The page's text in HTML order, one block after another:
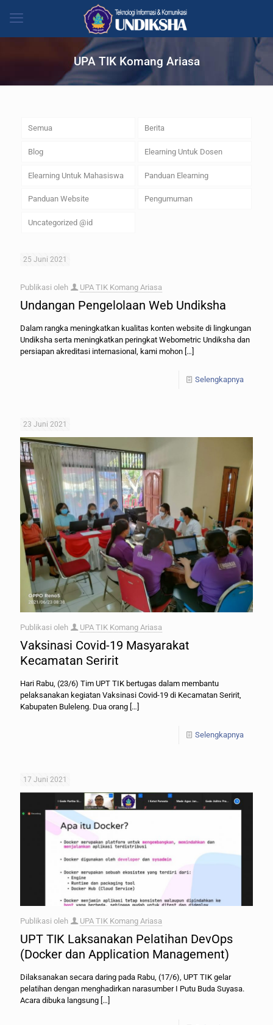
UPA TIK Komang Ariasa
Semua Berita
Blog Elearning Untuk Dosen
Elearning Untuk Mahasiswa Panduan Elearning
Panduan Website Pengumuman
Uncategorized @id
25 Juni 2021
Publikasi oleh UPA TIK Komang Ariasa
Undangan Pengelolaan Web Undiksha
Dalam rangka meningkatkan kualitas konten website di lingkungan
Undiksha serta meningkatkan peringkat Webometric Undiksha dan
persiapan akreditasi internasional, kami mohon […]
Selengkapnya
23 Juni 2021
Publikasi oleh UPA TIK Komang Ariasa
Vaksinasi Covid-19 Masyarakat
Kecamatan Seririt
Hari Rabu, (23/6) Tim UPT TIK bertugas dalam membantu
pelaksanakan kegiatan Vaksinasi Covid-19 di Kecamatan Seririt,
Kabupaten Buleleng. Dua orang […]
Selengkapnya
17 Juni 2021
Publikasi oleh UPA TIK Komang Ariasa
UPT TIK Laksanakan Pelatihan DevOps
(Docker dan Application Management)
Dilaksanakan secara daring pada Rabu, (17/6), UPT TIK gelar
pelatihan dengan menghadirkan narasumber I Putu Buda Suyasa.
Acara dibuka langsung […]